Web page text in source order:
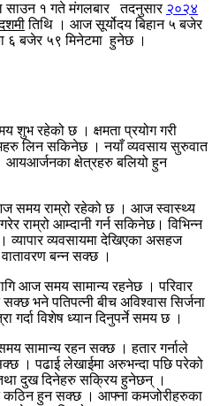
साउन १ गते मंगलबार तदनुसार २०२४
तिथि । आज सूर्योदय बिहान ५ बजेर
६ बजेर ५९ मिनेटमा हुनेछ ।
रहेको छ । क्षमता प्रयोग गरी
लिन सकिनेछ । नयाँ व्यवसाय सुरुवात
आयआर्जनका क्षेत्रहरु बलियो हुन
समय राम्रो रहेको छ । आज स्वास्थ्य
राम्रो आम्दानी गर्न सकिनेछ। विभिन्न
व्यवसायमा देखिएका असहज
बन्न सक्छ ।
आज समय सामान्य रहनेछ । परिवार
भने पतिपत्नी बीच अविश्वास सिर्जना
गर्दा विशेष ध्यान दिनुपर्ने समय छ ।
सामान्य रहन सक्छ । हतार गर्नाले
। पढाई लेखाईमा अरुभन्दा पछि परेको
दुख दिनेहरु सक्रिय हुनेछन् ।
कठिन हुन सक्छ । आफ्ना कमजोरीहरुका